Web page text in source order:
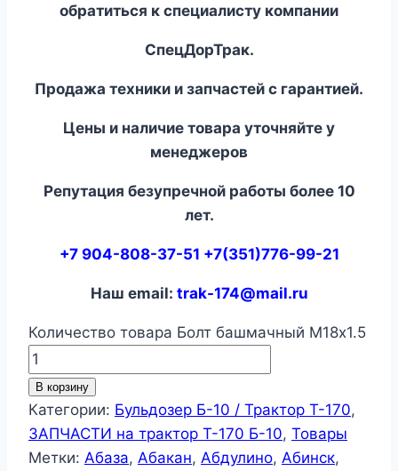
обратиться к специалисту компании
СпецДорТрак.
Продажа техники и запчастей с гарантией.
Цены и наличие товара уточняйте у
менеджеров
Репутация безупречной работы более 10
лет.
+7 904-808-37-51 +7(351)776-99-21
Наш email: trak-174@mail.ru
Количество товара Болт башмачный М18х1.5
В корзину
Категории: Бульдозер Б-10 / Трактор Т-170,
ЗАПЧАСТИ на трактор Т-170 Б-10, Товары
Метки: Абаза, Абакан, Абдулино, Абинск,